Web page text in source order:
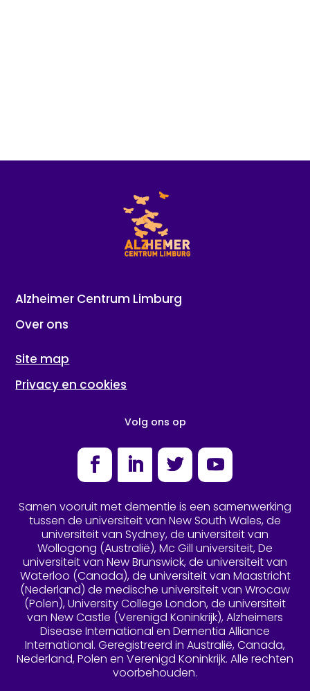
Alzheimer Centrum Limburg
Over ons
Site map
Privacy en cookies
Volg ons op
Samen vooruit met dementie is een samenwerking
tussen de universiteit van New South Wales, de
universiteit van Sydney, de universiteit van
Wollogong (Australië), Mc Gill universiteit, De
universiteit van New Brunswick, de universiteit van
Waterloo (Canada), de universiteit van Maastricht
(Nederland) de medische universiteit van Wrocaw
(Polen), University College London, de universiteit
van New Castle (Verenigd Koninkrijk), Alzheimers
Disease International en Dementia Alliance
International. Geregistreerd in Australië, Canada,
Nederland, Polen en Verenigd Koninkrijk. Alle rechten
voorbehouden.